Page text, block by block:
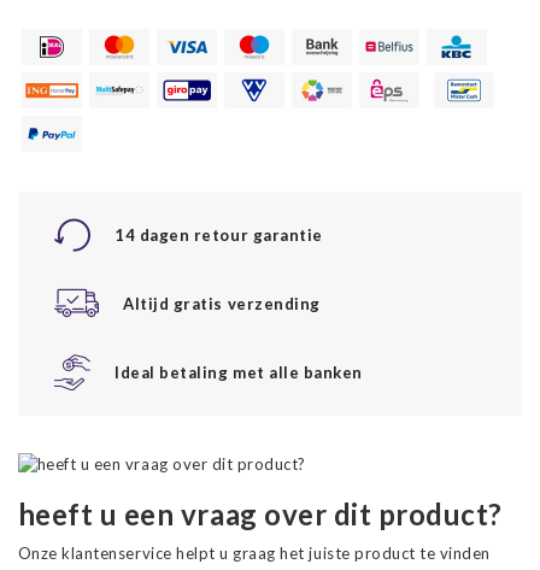
14 dagen retour garantie
Altijd gratis verzending
Ideal betaling met alle banken
heeft u een vraag over dit product?
Onze klantenservice helpt u graag het juiste product te vinden